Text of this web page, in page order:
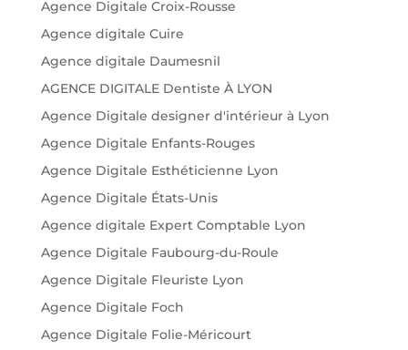
Agence Digitale Croix-Rousse
Agence digitale Cuire
Agence digitale Daumesnil
AGENCE DIGITALE Dentiste À LYON
Agence Digitale designer d'intérieur à Lyon
Agence Digitale Enfants-Rouges
Agence Digitale Esthéticienne Lyon
Agence Digitale États-Unis
Agence digitale Expert Comptable Lyon
Agence Digitale Faubourg-du-Roule
Agence Digitale Fleuriste Lyon
Agence Digitale Foch
Agence Digitale Folie-Méricourt